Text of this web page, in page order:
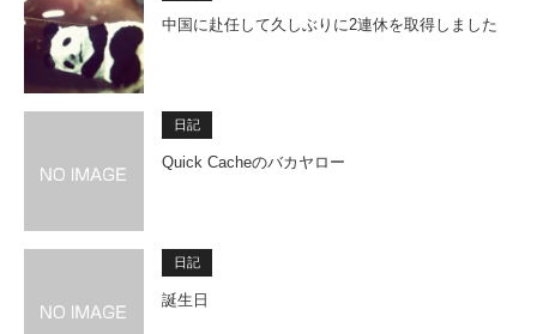
中国に赴任して久しぶりに2連休を取得しました
日記
Quick Cacheのバカヤロー
日記
誕生日